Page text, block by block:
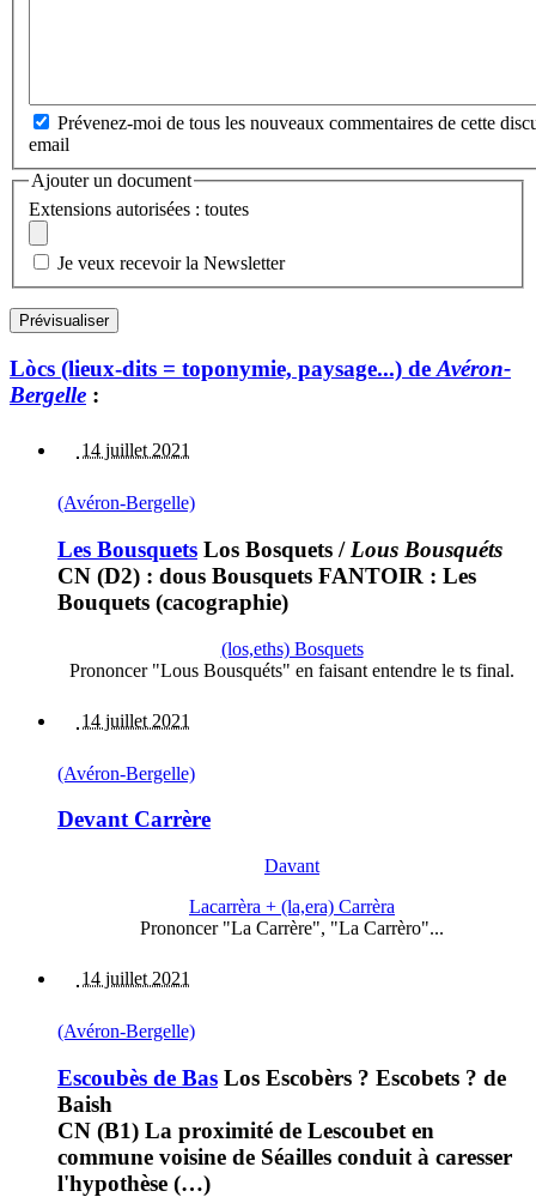
Prévenez-moi de tous les nouveaux commentaires de cette
email
Ajouter un document
Extensions autorisées : toutes
Je veux recevoir la Newsletter
Lòcs (lieux-dits = toponymie, paysage...) de Avéron-
Bergelle :
14 juillet 2021
(Avéron-Bergelle)
Les Bousquets Los Bosquets / Lous Bousquéts
CN (D2) : dous Bousquets FANTOIR : Les
Bouquets (cacographie)
(los,eths) Bosquets
Prononcer "Lous Bousquéts" en faisant entendre le ts final.
14 juillet 2021
(Avéron-Bergelle)
Devant Carrère
Davant
Lacarrèra + (la,era) Carrèra
Prononcer "La Carrère", "La Carrèro"...
14 juillet 2021
(Avéron-Bergelle)
Escoubès de Bas Los Escobèrs ? Escobets ? de
Baish
CN (B1) La proximité de Lescoubet en
commune voisine de Séailles conduit à caresser
l'hypothèse (…)